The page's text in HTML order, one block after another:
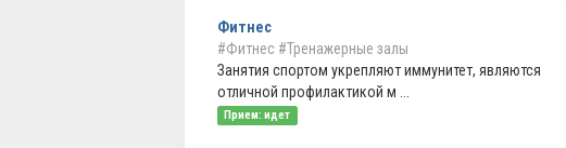
Фитнес
#Фитнес #Тренажерные залы
Занятия спортом укрепляют иммунитет, являются
отличной профилактикой м ...
Прием: идет